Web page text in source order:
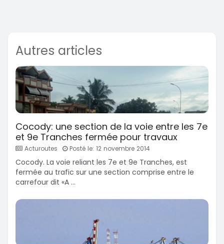
Autres articles
Cocody: une section de la voie entre les 7e
et 9e Tranches fermée pour travaux
Acturoutes Posté le: 12 novembre 2014
Cocody. La voie reliant les 7e et 9e Tranches, est
fermée au trafic sur une section comprise entre le
carrefour dit «A ...